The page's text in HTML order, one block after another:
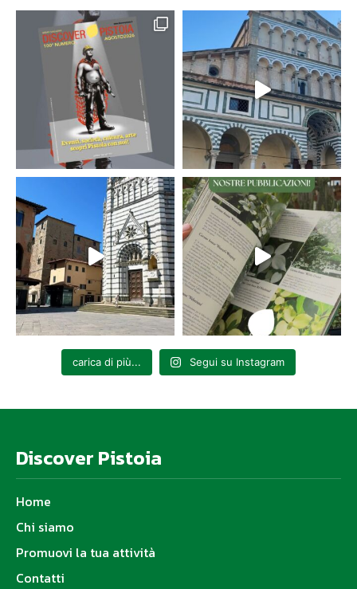
carica di più... Segui su Instagram
Discover Pistoia
Home
Chi siamo
Promuovi la tua attività
Contatti